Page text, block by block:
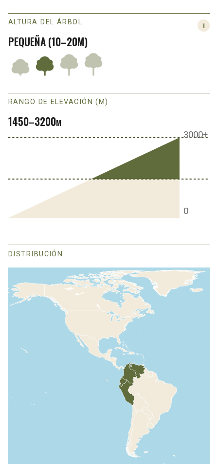
ALTURA DEL ÁRBOL
PEQUEÑA (10–20M)
RANGO DE ELEVACIÓN (M)
1450–3200M
0
3000+
DISTRIBUCIÓN